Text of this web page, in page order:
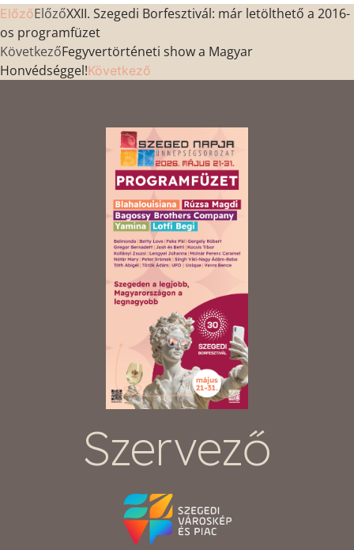
ElőzőElőzőXXII. Szegedi Borfesztivál: már letölthető a 2016-
os programfüzet
KövetkezőFegyvertörténeti show a Magyar
Honvédséggel!Következő
Szervező